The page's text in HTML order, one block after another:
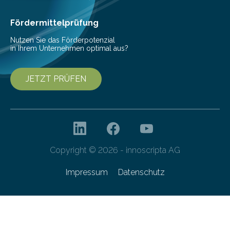
den Studierenden der Lebensmitteltechnologie
Franziska Diebel, Pauline Hoffmann und Yusuf Toprak
entwickelt. Mit nur…
Fördermittelprüfung
Nutzen Sie das Förderpotenzial
in Ihrem Unternehmen optimal aus?
JETZT PRÜFEN
Copyright © 2026 - innoscripta AG
Impressum Datenschutz